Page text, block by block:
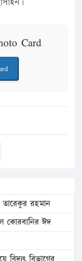
Card
তারেকুর রহমান
কোরবানির ঈদ